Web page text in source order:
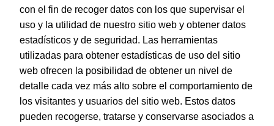
Dohe – Torre de Precinto Manual Transparente 48 mm x
132 m (6 uds.)
EAN: 8421938161175
con el fin de recoger datos con los que supervisar el
uso y la utilidad de nuestro sitio web y obtener datos
estadísticos y de seguridad. Las herramientas
utilizadas para obtener estadísticas de uso del sitio
web ofrecen la posibilidad de obtener un nivel de
detalle cada vez más alto sobre el comportamiento de
los visitantes y usuarios del sitio web. Estos datos
pueden recogerse, tratarse y conservarse asociados a